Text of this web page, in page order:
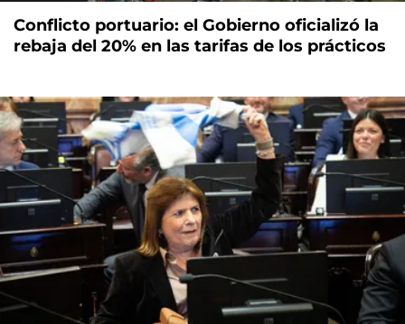
Conflicto portuario: el Gobierno oficializó la
rebaja del 20% en las tarifas de los prácticos